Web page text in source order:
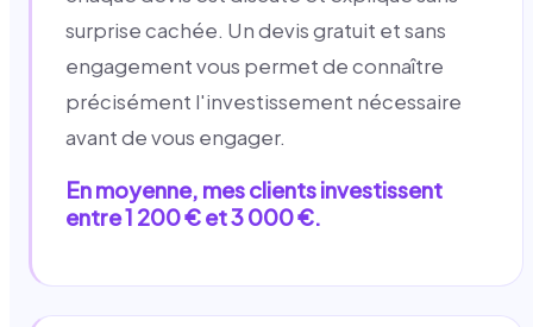
surprise cachée. Un devis gratuit et sans
engagement vous permet de connaître
précisément l'investissement nécessaire
avant de vous engager.
En moyenne, mes clients investissent
entre 1 200 € et 3 000 €.